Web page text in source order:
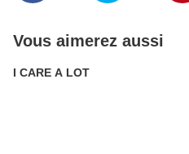
Vous aimerez aussi
I CARE A LOT